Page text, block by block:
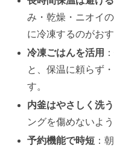
み・乾燥・ニオイ
に冷凍するのがおす
冷凍ごはんを活用
と、保温に頼らず
す。
内釜はやさしく洗う
ングを傷めないよ
予約機能で時短 ：